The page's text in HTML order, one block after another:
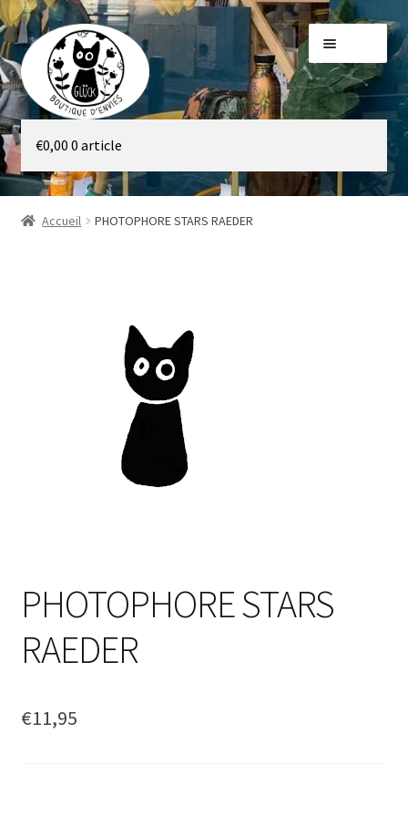
Aller
à
la
navigation
Aller
au
contenu
Galerie
Boutique
€0,00 0 article
Accueil PHOTOPHORE STARS RAEDER
PHOTOPHORE STARS
RAEDER
€11,95